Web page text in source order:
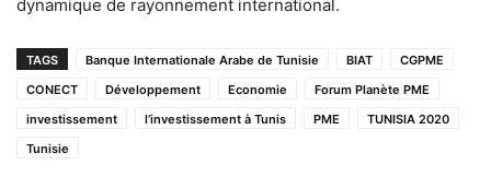
dynamique de rayonnement international.
TAGS Banque Internationale Arabe de Tunisie BIAT
CGPME
CONECT
Développement Economie
Forum Planète PME
investissement
l’investissement à Tunis PME
TUNISIA 2020
Tunisie